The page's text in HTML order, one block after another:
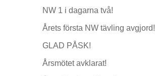
NW 1 i dagarna två!
Årets första NW tävling avgjord!
GLAD PÅSK!
Årsmötet avklarat!